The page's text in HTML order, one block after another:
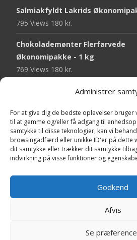
Administrer
For at give dig de bedste oplevelser
til at gemme og/eller få adgang til
samtykke til disse teknologier, kan vi
browsingadfærd eller unikke ID'er på dette
dit samtykke eller trækker dit samtykke
indvirkning på visse funktioner og
Godkend
Afvis
Se
Salmiakfyldt Lakrids
795 Views 180 kr.
Chokolademønter Flerfarvede
Økonomipakke - 1 kg
769 Views 180 kr.
Malaco Stjerner Lakrids - 92
Pringles Hot & Spicy - 165 gram
745 Views40 kr.
Fini Krudttønder Tyggegummi
, Themei-craftby